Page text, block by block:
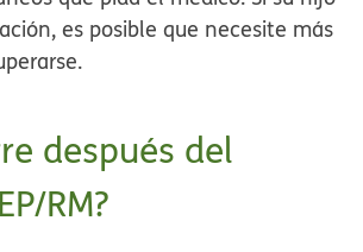
es posible que necesite más
después del
RM?